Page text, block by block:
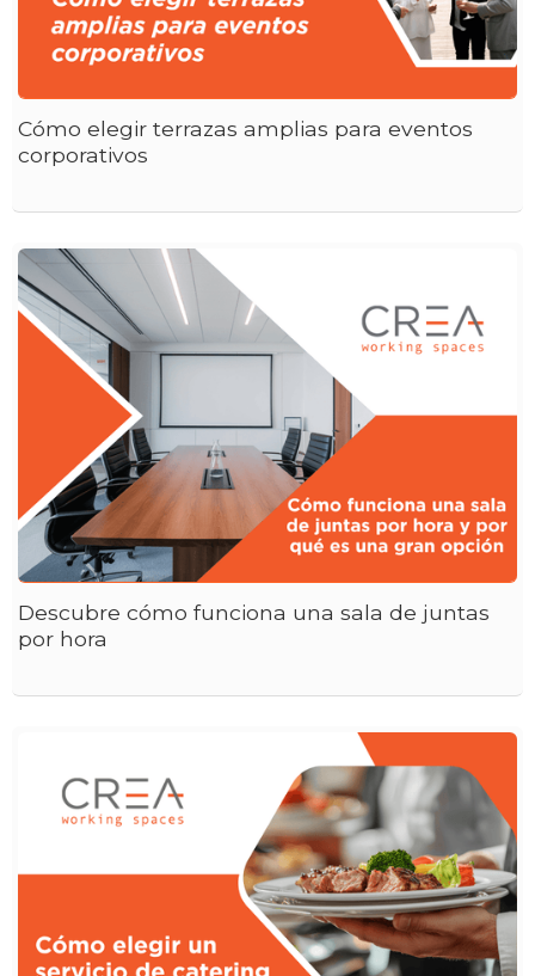
Cómo elegir terrazas amplias para eventos
corporativos
Descubre cómo funciona una sala de juntas
por hora